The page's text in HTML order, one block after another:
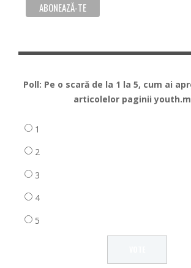
Poll: Pe o scară de la 1 la 5, cum ai
articolelor paginii
1
2
3
4
5